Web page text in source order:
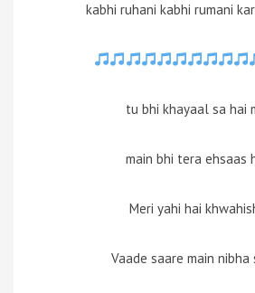
kabhi ruhani kabhi rumani
tu bhi khayaal sa hai
main bhi tera ehsaas
Meri yahi hai
Vaade saare main nibha